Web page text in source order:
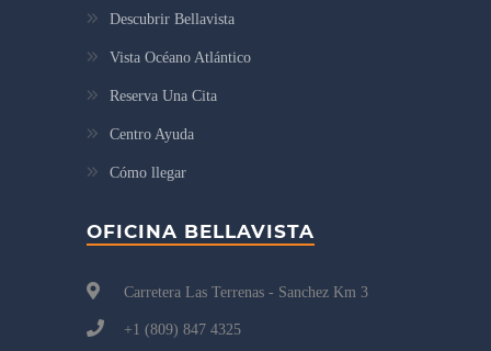
Descubrir Bellavista
Vista Océano Atlántico
Reserva Una Cita
Centro Ayuda
Cómo llegar
OFICINA BELLAVISTA
Carretera Las Terrenas - Sanchez Km 3
+1 (809) 847 4325